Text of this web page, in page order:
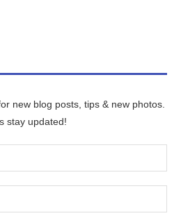
new blog posts, tips & new photos.
stay updated!